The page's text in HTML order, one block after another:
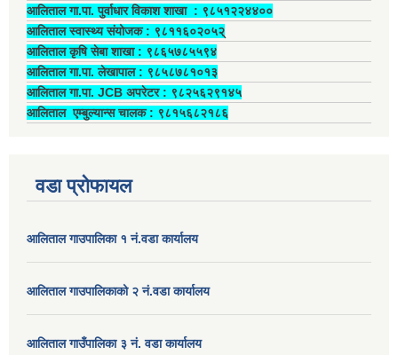
आलिताल गा.पा. पुर्वाधार विकाश शाखा ‍: ९८५१२२४४००
आलिताल स्वास्थ्य संयोजक ‍: ९८११६०२०५२्
आलिताल कृषि सेबा शाखा : ९८६५७८५५९४
आलिताल गा.पा. लेखापाल ‍: ९८५८७८१०१३
आलिताल गा.पा. JCB अपरेटर ‍: ९८२५६२९१४५
आलिताल एम्बुल्यान्स चालक ‍: ९८१५६८२१८६
वडा प्रोफायल
आलिताल गाउपालिका १ नं.वडा कार्यालय
आलिताल गाउपालिकाको २ नं.वडा कार्यालय
आलिताल गाउँपालिका ३ नं. वडा कार्यालय